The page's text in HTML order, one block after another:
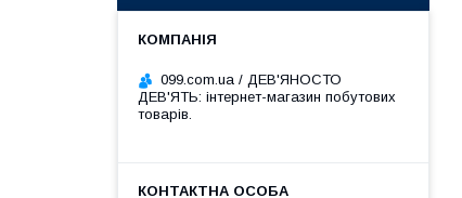
099.com.ua / ДЕВ'ЯНОСТО
ДЕВ'ЯТЬ: інтернет-магазин побутових
товарів.